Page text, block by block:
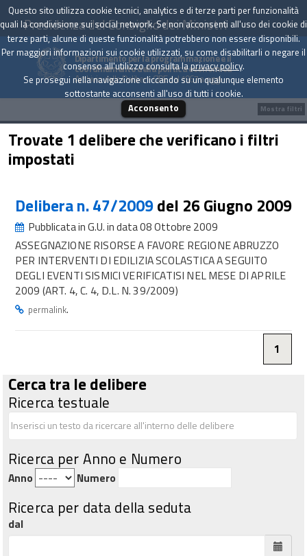
Presidenza del Consiglio dei Ministri
Dipartimento per la programmazione e il
coordinamento della politica economica
Archivio delle Delibere CIPE dal 1967 a oggi
Trovate 1 delibere che verificano i filtri
impostati
Delibera n. 47/2009del 26 Giugno 2009
Pubblicata in G.U. in data 08 Ottobre 2009
ASSEGNAZIONE RISORSE A FAVORE REGIONE ABRUZZO
PER INTERVENTI DI EDILIZIA SCOLASTICA A SEGUITO
DEGLI EVENTI SISMICI VERIFICATISI NEL MESE DI APRILE
2009 (ART. 4, C. 4, D.L. N. 39/2009)
permalink.
1
Cerca tra le delibere
Ricerca testuale
Ricerca per Anno e Numero
Anno Numero
Ricerca per data della seduta
dal
Mostra filtri
Questo sito utilizza cookie tecnici, analytics e di terze parti per funzionalità
quali la condivisione sui social network. Se non acconsenti all'uso dei cookie di
terze parti, alcune di queste funzionalità potrebbero non essere disponibili.
Per maggiori informazioni sui cookie utilizzati, su come disabilitarli o negare il
consenso all'utilizzo consulta laprivacy policy.
Se prosegui nella navigazione cliccando su un qualunque elemento
sottostante acconsenti all'uso di tutti i cookie.
Acconsento